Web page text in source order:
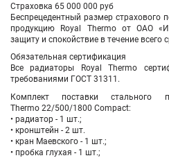
Страховка 65 000 000 руб
Беспрецедентный размер
продукцию Royal Thermo от ОАО
защиту и спокойствие в течение всего
Обязательная сертификация
Все радиаторы Royal Thermo
требованиями ГОСТ 31311.
Комплект поставки стального
Thermo 22/500/1800 Compact:
• радиатор - 1 шт.;
• кронштейн - 2 шт.
• кран Маевского - 1 шт.;
• пробка глухая - 1 шт.;